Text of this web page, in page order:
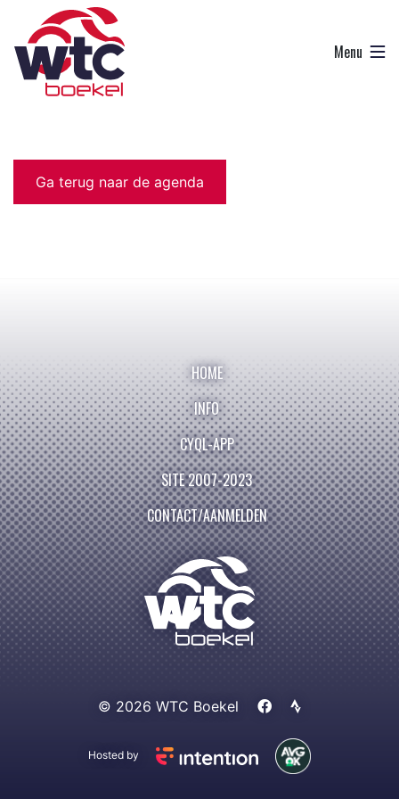
Ga terug naar de agenda
HOME
INFO
CYQL-APP
SITE 2007-2023
CONTACT/AANMELDEN
© 2026 WTC Boekel
Hosted by